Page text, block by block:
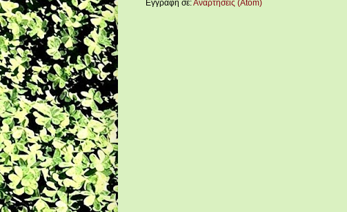
Εγγραφή σε:Αναρτήσεις (Atom)